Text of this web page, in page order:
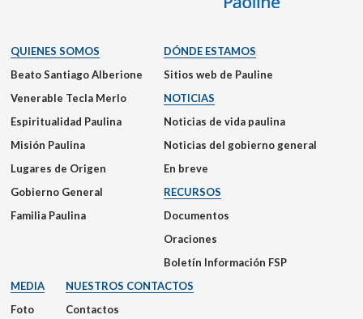
QUIENES SOMOS
Beato Santiago Alberione
Venerable Tecla Merlo
Espiritualidad Paulina
Misión Paulina
Lugares de Origen
Gobierno General
Familia Paulina
DÓNDE ESTAMOS
Sitios web de Pauline
NOTICIAS
Noticias de vida paulina
Noticias del gobierno general
En breve
RECURSOS
Documentos
Oraciones
Boletín Información FSP
MEDIA
Foto
NUESTROS CONTACTOS
Contactos